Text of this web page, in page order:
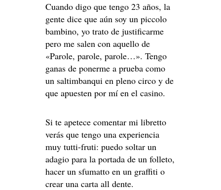
Cuando digo que tengo 23 años, la
gente dice que aún soy un piccolo
bambino, yo trato de justificarme
pero me salen con aquello de
«Parole, parole, parole…». Tengo
ganas de ponerme a prueba como
un saltimbanqui en pleno circo y de
que apuesten por mí en el casino.
Si te apetece comentar mi libretto
verás que tengo una experiencia
muy tutti-fruti: puedo soltar un
adagio para la portada de un folleto,
hacer un sfumatto en un graffiti o
crear una carta all dente.